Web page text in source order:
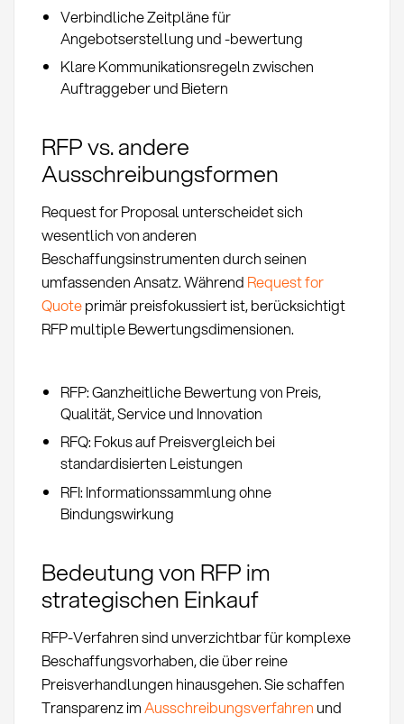
Verbindliche Zeitpläne für
Angebotserstellung und -bewertung
Klare Kommunikationsregeln zwischen
Auftraggeber und Bietern
RFP vs. andere
Ausschreibungsformen
Request for Proposal unterscheidet sich
wesentlich von anderen
Beschaffungsinstrumenten durch seinen
umfassenden Ansatz. Während Request for
Quoteprimär preisfokussiert ist, berücksichtigt
RFP multiple Bewertungsdimensionen.
RFP: Ganzheitliche Bewertung von Preis,
Qualität, Service und Innovation
RFQ: Fokus auf Preisvergleich bei
standardisierten Leistungen
RFI: Informationssammlung ohne
Bindungswirkung
Bedeutung von RFP im
strategischen Einkauf
RFP-Verfahren sind unverzichtbar für komplexe
Beschaffungsvorhaben, die über reine
Preisverhandlungen hinausgehen. Sie schaffen
Transparenz imAusschreibungsverfahren und